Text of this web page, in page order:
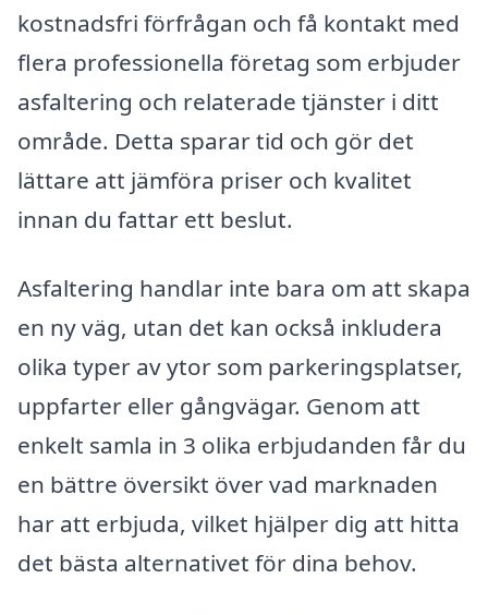
kostnadsfri förfrågan och få kontakt med
flera professionella företag som erbjuder
asfaltering och relaterade tjänster i ditt
område. Detta sparar tid och gör det
lättare att jämföra priser och kvalitet
innan du fattar ett beslut.
Asfaltering handlar inte bara om att skapa
en ny väg, utan det kan också inkludera
olika typer av ytor som parkeringsplatser,
uppfarter eller gångvägar. Genom att
enkelt samla in 3 olika erbjudanden får du
en bättre översikt över vad marknaden
har att erbjuda, vilket hjälper dig att hitta
det bästa alternativet för dina behov.